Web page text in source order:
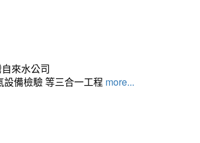
來水公司
備檢驗 等三合一工程 more...